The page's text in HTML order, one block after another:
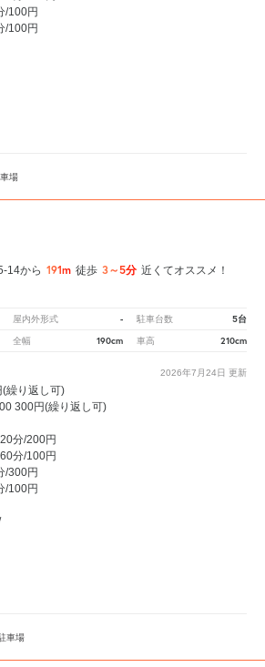
/100円
/100円
場
14から 191m 徒歩 3～5分 近くてオススメ！
屋内外形式 - 駐車台数 5台
全幅 190cm 車高 210cm
2026年7月24日 更新
繰り返し可)
300円(繰り返し可)
分/200円
分/100円
/300円
/100円
車場